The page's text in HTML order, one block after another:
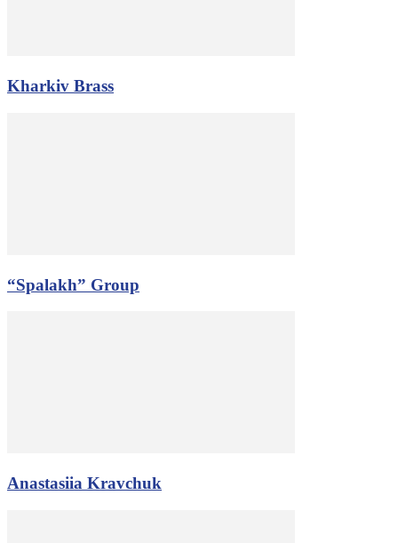
Kharkiv Brass
“Spalakh” Group
Anastasiia Kravchuk